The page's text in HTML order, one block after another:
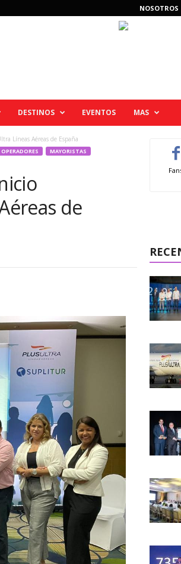
NOSOTROS
DESTINOS EVENTOS MAS
Líneas Aéreas de España
OPERADORES
MAYORISTAS
de